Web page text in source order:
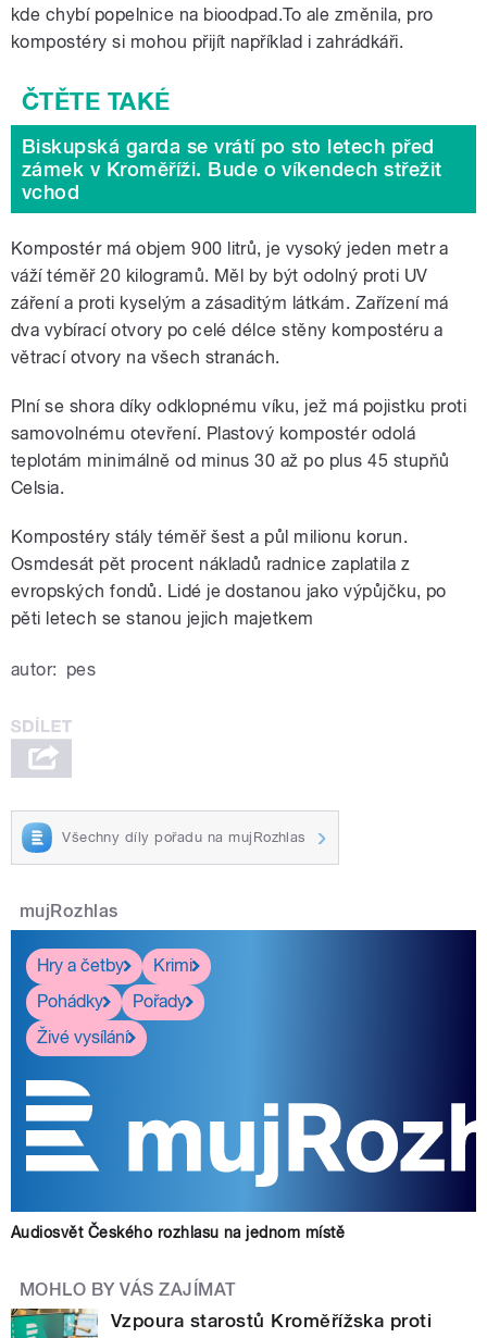
kde chybí popelnice na bioodpad.To ale změnila, pro
kompostéry si mohou přijít například i zahrádkáři.
Biskupská garda se vrátí po sto letech před
zámek v Kroměříži. Bude o víkendech střežit
vchod
Kompostér má objem 900 litrů, je vysoký jeden metr a
váží téměř 20 kilogramů. Měl by být odolný proti UV
záření a proti kyselým a zásaditým látkám. Zařízení má
dva vybírací otvory po celé délce stěny kompostéru a
větrací otvory na všech stranách.
Plní se shora díky odklopnému víku, jež má pojistku proti
samovolnému otevření. Plastový kompostér odolá
teplotám minimálně od minus 30 až po plus 45 stupňů
Celsia.
Kompostéry stály téměř šest a půl milionu korun.
Osmdesát pět procent nákladů radnice zaplatila z
evropských fondů. Lidé je dostanou jako výpůjčku, po
pěti letech se stanou jejich majetkem
autor: pes
Všechny díly pořadu na mujRozhlas
mujRozhlas
Hry a četby
Krimi
Pohádky
Pořady
Živé vysílání
Audiosvět Českého rozhlasu na jednom místě
MOHLO BY VÁS ZAJÍMAT
Vzpoura starostů Kroměřížska proti